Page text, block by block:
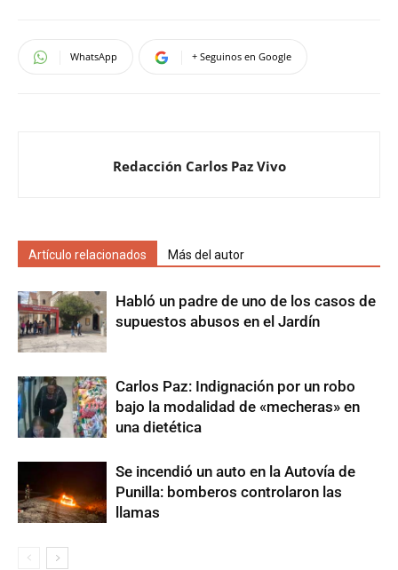
WhatsApp + Seguinos en Google
Redacción Carlos Paz Vivo
Artículo relacionados Más del autor
Habló un padre de uno de los casos de
supuestos abusos en el Jardín
Carlos Paz: Indignación por un robo
bajo la modalidad de «mecheras» en
una dietética
Se incendió un auto en la Autovía de
Punilla: bomberos controlaron las
llamas